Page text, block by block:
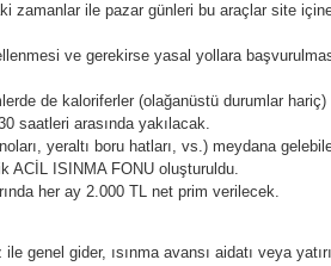
zamanlar ile pazar günleri bu araçlar site
ve gerekirse yasal yollara
de kaloriferler (olağanüstü durumlar hariç)
saatleri arasında yakılacak.
yeraltı boru hatları, vs.) meydana
ACİL ISINMA FONU oluşturuldu.
her ay 2.000 TL net prim verilecek.
genel gider, ısınma avansı aidatı veya